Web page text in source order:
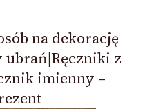
na dekorację
ubrań|Ręczniki z
imienny –